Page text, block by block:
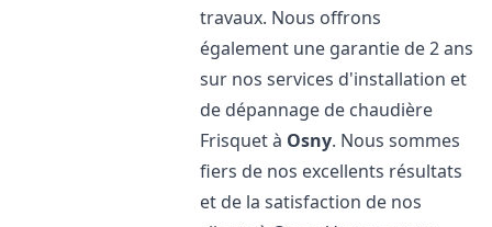
travaux. Nous offrons
également une garantie de 2 ans
sur nos services d'installation et
de dépannage de chaudière
Frisquet à Osny. Nous sommes
fiers de nos excellents résultats
et de la satisfaction de nos